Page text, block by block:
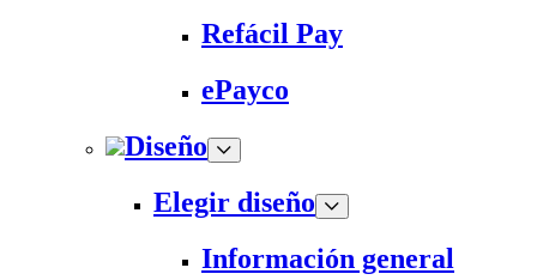
Refácil Pay
ePayco
Diseño
Elegir diseño
Información general